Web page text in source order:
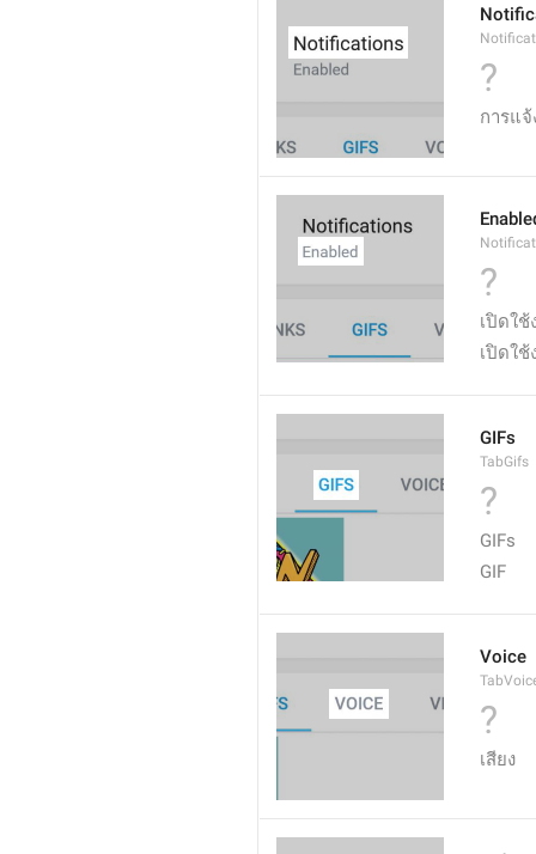
?
การแจ้
?
เปิดใช้
เปิดใช้
GIFs
TabGifs
?
GIFs
GIF
Voice
?
เสียง